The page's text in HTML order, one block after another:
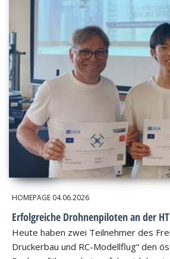
HOMEPAGE 04.06.2026
Erfolgreiche Drohnenpiloten an der
Heute haben zwei Teilnehmer des
Druckerbau und RC-Modellflug“ den